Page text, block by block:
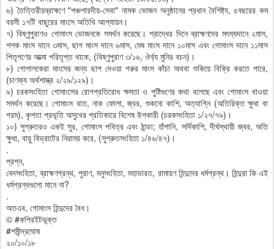
৬) তৈত্তিরীয়ব্রাহ্মণে "পঞ্চশারদীয়-সেবা" নামক ভোজন অনুষ্ঠানের প্রধান বৈশিষ্ট্য, ৫বছরের কম
বয়সী ১৭টি বাছুরের মাংসে অতিথি আপ্যায়ন।
৭) বিষ্ণুপুরাণও গোমাংস ভোজনকে সমর্থন করেছে। শ্রাদ্ধের দিনে ব্রাহ্মণদের মৎস্যদানে ২মাস,
শশক মাংস দানে ৩মাস, ছাগ মাংস দানে ৬মাস, মেষ মাংস দানে ১০মাস এবং গোমাংস দানে ১১মাস
পিতৃগণের আত্মা পরিতৃপ্ত থাকে, (বিষ্ণুপুরাণ ৩/১৬, ঔর্ব্য মুনির বচন)।
৮) গোপালকেরা মাংসের জন্য ছাপ দেওয়া গরুর মাংস কাঁচা অথবা শুকিয়ে বিক্রি করতে পারে,
(চাণক্য অর্থশাস্ত্র ২/২৯/১২৯)।
৯) চরকসংহিতা গোমাংসের রোগপ্রতিরোধ ক্ষমতা ও পুষ্টিগুণের কথা বলেছে এবং গোমাংস খাওয়া
সমর্থন করেছে। গোমাংস বাত, নাক ফোলা, জ্বর, শুকনো কাশি, অত্যাগ্নি (অতিরিক্ত ক্ষুধা বা
গরম), কৃশতা প্রভৃতি অসুখের প্রতিকারে বিশেষ উপকারী (চরকসংহিতা ১/২৭/৭৯)।
১০) সুশ্রুতরও একই সুর, গোমাংস পবিত্র এবং ঠান্ডা; হাঁপানি, সর্দিকাশি, দীর্ঘস্থায়ী জ্বর, অতি
ক্ষুধা, বায়ু বিভ্রাটের নিরাময় করে, (সুশ্রুতসংহিতা ১/৪৬/৪৭)।
.
প্রশ্ন,
বেদসংহিতা, ব্রাহ্মণগ্রন্থ, পুরাণ, মনুসংহিতা, মহাভারত, রামায়ণ হিন্দুদের ধর্মগ্রন্থ। হিন্দুরা কি এই
ধর্মগ্রন্থগুলো মানে না?
.
অতএব, গোমাংস হিন্দুদের বৈধ।
© #কপিরইটভূক্ত
#শমীন্দ্রঘোষ
২০/১০/১৮